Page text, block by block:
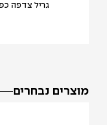
גריל צדפה
מוצרים נבחרים